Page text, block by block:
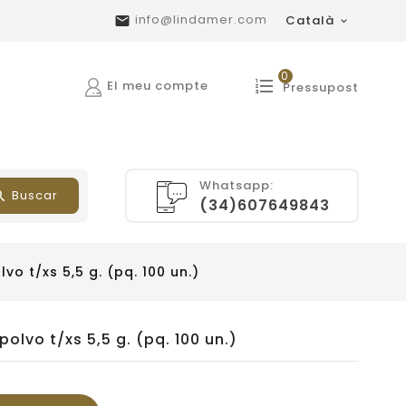
Català 
 info@lindamer.com
Pressupost
0
El meu compte
Whatsapp:
(34)607649843
Buscar
t/xs 5,5 g. (pq. 100 un.)
t/xs 5,5 g. (pq. 100 un.)